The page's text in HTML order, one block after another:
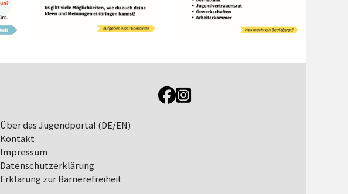
Über das Jugendportal (DE/EN)
Kontakt
Impressum
Datenschutz­erklärung
Erklärung zur Barrierefreiheit
Link zur Jugendportal Facebookseite
Link zur Jugendportal Instagramseite